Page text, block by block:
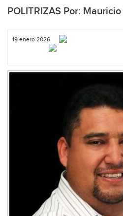
POLITRIZAS Por:
19 enero 2026